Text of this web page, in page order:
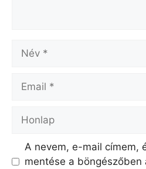
A nevem, e-mail címem,
mentése a böngészőben